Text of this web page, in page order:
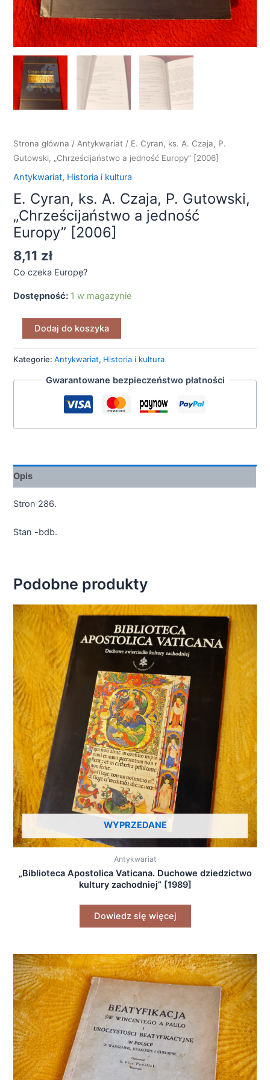
Strona główna / Antykwariat / E. Cyran, ks. A. Czaja, P.
Gutowski, „Chrześcijaństwo a jedność Europy” [2006]
Antykwariat, Historia i kultura
E. Cyran, ks. A. Czaja, P. Gutowski,
„Chrześcijaństwo a jedność
Europy” [2006]
8,11 zł
Co czeka Europę?
Dostępność: 1 w magazynie
Dodaj do koszyka
Kategorie:Antykwariat, Historia i kultura
Gwarantowane bezpieczeństwo płatności
Opis
Stron 286.
Stan -bdb.
Podobne produkty
WYPRZEDANE
Antykwariat
„Biblioteca Apostolica Vaticana. Duchowe dziedzictwo
kultury zachodniej” [1989]
Dowiedz się więcej